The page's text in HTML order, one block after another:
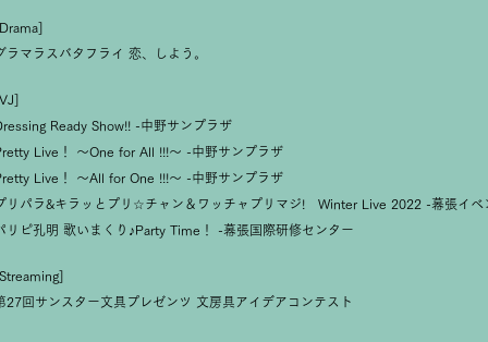
ラマラスバタフライ 恋、しよう。
Ready Show!! -中野サンプラザ
Live！ ～One for All !!!～ -中野サンプラザ
Live！ ～All for One !!!～ -中野サンプラザ
リパラ&キラッとプリ☆チャン＆ワッチャプリマジ! Winter Live 2022 -幕張イベ
リピ孔明 歌いまくり♪Party Time！ -幕張国際研修センター
27回サンスター文具プレゼンツ 文房具アイデアコンテスト